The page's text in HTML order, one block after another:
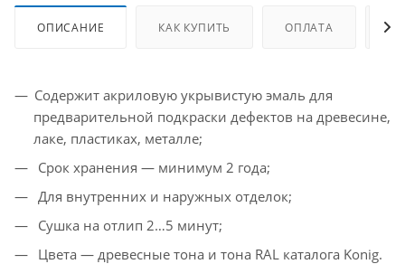
ОПИСАНИЕ КАК КУПИТЬ ОПЛАТА
Содержит акриловую укрывистую эмаль для
предварительной подкраски дефектов на древесине,
лаке, пластиках, металле;
Срок хранения — минимум 2 года;
Для внутренних и наружных отделок;
Сушка на отлип 2…5 минут;
Цвета — древесные тона и тона RAL каталога Konig.